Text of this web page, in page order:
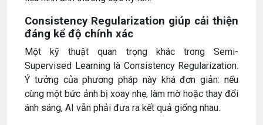
Consistency Regularization giúp cải thiện
đáng kể độ chính xác
Một kỹ thuật quan trọng khác trong Semi-
Supervised Learning là Consistency Regularization.
Ý tưởng của phương pháp này khá đơn giản: nếu
cùng một bức ảnh bị xoay nhẹ, làm mờ hoặc thay đổi
ánh sáng, AI vẫn phải đưa ra kết quả giống nhau.